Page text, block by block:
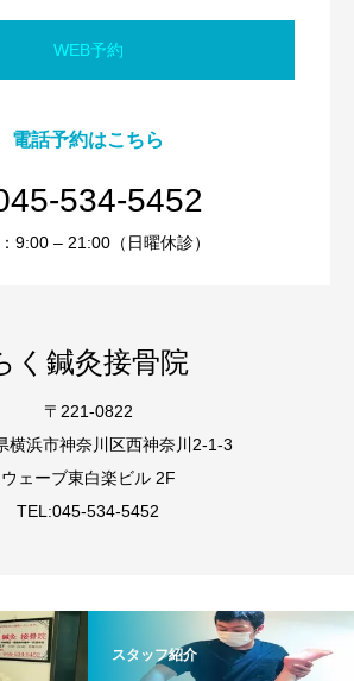
WEB予約
電話予約はこちら
534-5452
9:00 – 21:00（日曜休診）
く鍼灸接骨院
〒221-0822
横浜市神奈川区西神奈川2-1-3
ウェーブ東白楽ビル 2F
TEL:045-534-5452
スタッフ紹介